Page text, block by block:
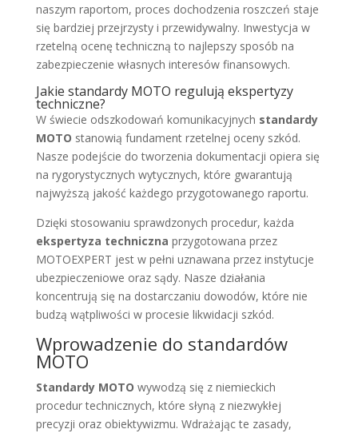
naszym raportom, proces dochodzenia roszczeń staje
się bardziej przejrzysty i przewidywalny. Inwestycja w
rzetelną ocenę techniczną to najlepszy sposób na
zabezpieczenie własnych interesów finansowych.
Jakie standardy MOTO regulują ekspertyzy
techniczne?
W świecie odszkodowań komunikacyjnych standardy
MOTO stanowią fundament rzetelnej oceny szkód.
Nasze podejście do tworzenia dokumentacji opiera się
na rygorystycznych wytycznych, które gwarantują
najwyższą jakość każdego przygotowanego raportu.
Dzięki stosowaniu sprawdzonych procedur, każda
ekspertyza techniczna przygotowana przez
MOTOEXPERT jest w pełni uznawana przez instytucje
ubezpieczeniowe oraz sądy. Nasze działania
koncentrują się na dostarczaniu dowodów, które nie
budzą wątpliwości w procesie likwidacji szkód.
Wprowadzenie do standardów
MOTO
Standardy MOTO wywodzą się z niemieckich
procedur technicznych, które słyną z niezwykłej
precyzji oraz obiektywizmu. Wdrażając te zasady,